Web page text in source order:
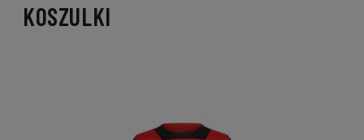
KOSZULKI